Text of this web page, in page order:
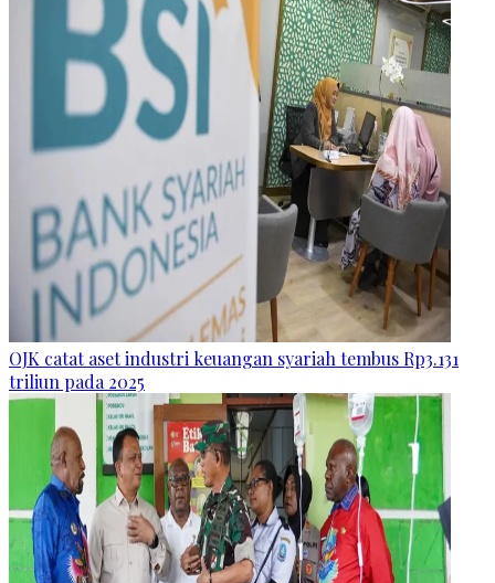
OJK catat aset industri keuangan syariah tembus Rp3.131
triliun pada 2025